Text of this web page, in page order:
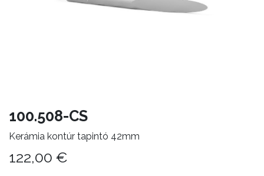
100.508-CS
Kerámia kontúr tapintó 42mm
122,00 €